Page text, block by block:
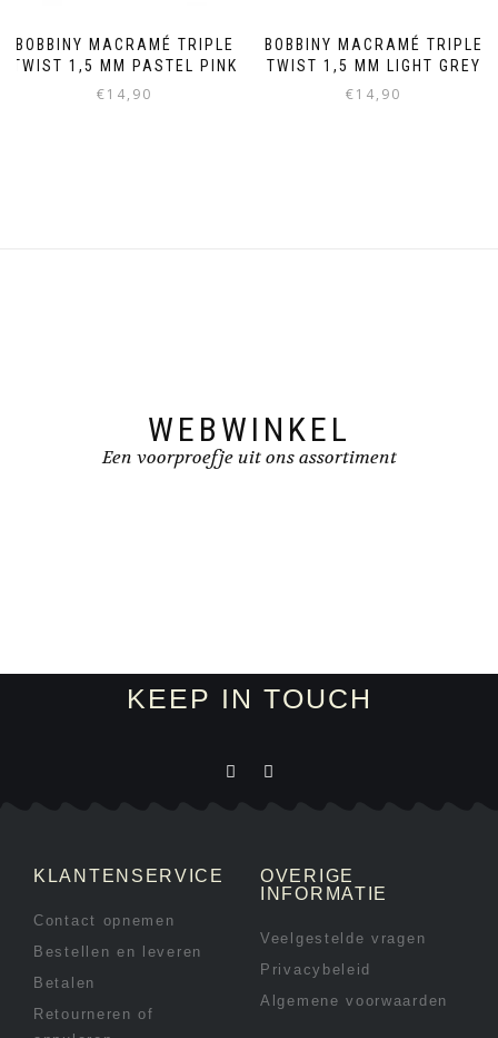
BOBBINY MACRAMÉ TRIPLE
TWIST 1,5 MM PASTEL PINK
€14,90
BOBBINY MACRAMÉ TRIPLE
TWIST 1,5 MM LIGHT GREY
€14,90
WEBWINKEL
Een voorproefje uit ons assortiment
KEEP IN TOUCH
KLANTENSERVICE
Contact opnemen
Bestellen en leveren
Betalen
Retourneren of
OVERIGE
INFORMATIE
Veelgestelde vragen
Privacybeleid
Algemene voorwaarden